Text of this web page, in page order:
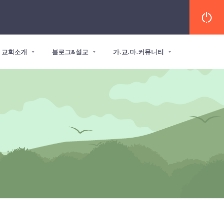
교회소개 블로그&설교 가.교.마.커뮤니티